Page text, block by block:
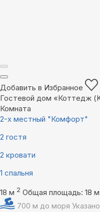
Добавить в Избранное
Гостевой дом «Коттедж
Комната
2-х местный "Комфорт"
2 гостя
2 кровати
1 спальня
18 м 2 Общая площадь: 18 м
700 м до моря